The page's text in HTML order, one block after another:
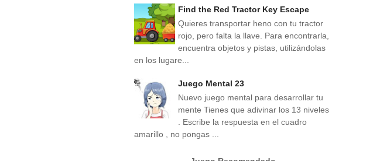
Find the Red Tractor Key Escape
Quieres transportar heno con tu tractor
rojo, pero falta la llave. Para encontrarla,
encuentra objetos y pistas, utilizándolas
en los lugare...
Juego Mental 23
Nuevo juego mental para desarrollar tu
mente Tienes que adivinar los 13 niveles
. Escribe la respuesta en el cuadro
amarillo , no pongas ...